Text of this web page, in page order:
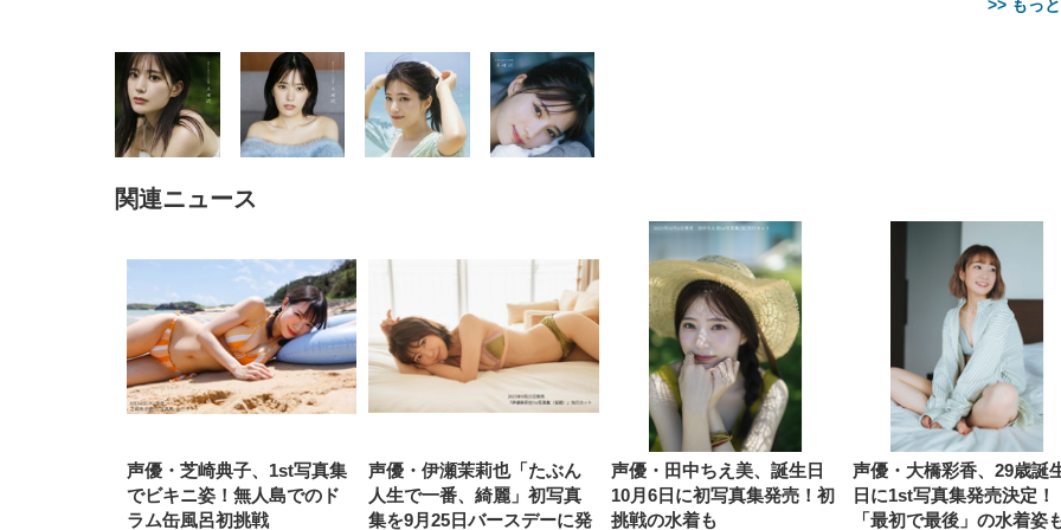
>> もっ
上げ式アームレスト コンパク
ト 約105度ロッキング pc 事務
椅子 360度回転 座面昇降 強化
ナイロン樹脂ベース 通気性メ
ッシュ 在宅ワーク H-
WY01(黒網+黒枠+黒足)
￥5,699
ア 人間工学 疲れない ブラッ
ク
￥27,999
チェア 疲れない テレワーク
チェア 強化バックレスト 30
度ロッキング機能 人間工学 椅
子 腰サポート 90度跳ね上げ
式アームレスト 3Dヘッドレス
ト ハンガー付き 高反発クッシ
ョン PCチェア 通気性メッシ
ュ ゲーミング/勉強/事務用 お
しゃれ パソコンチェア (ブラ
ック)
￥7,680
Sezlife オフィスチェア デスク
チェア 疲れない テレワーク
チェア 強化バックレスト 30度
ロッキング機能 人間工学 椅子
腰サポート 90度跳ね上げ式ア
ームレスト 3Dヘッドレスト
ハンガー付き 高反発クッショ
ン PCチェア 通気性メッシュ
ゲーミング/勉強/事務用 おし
ゃれ パソコンチェア (ホワイ
ト)
￥7,680
ANDWINT オフィスチ
ア デスクチェア 肘な
ッシュ 通気性 ランバ
ポート付き 腰サポート
ス圧無段階昇降 360度
転 キャスター付き コ
クト 幅52×奥行58.5×高
84～96cm テレワーク
宅勤務 ブラック
￥4,139
EV3240X-WT | 31.5型4K
UHD・USB Type-C・ホワイ
￥105,595
EV2740X-WT | 27.0型4K
UHD・USB Type-C・ホワイ
ト
￥109,572
【純正品】27"ゲーミングモ
ク付き（CFI-ZDM1J）
￥49,979
【整備済み品】Dell
E2724HS 27インチ 液晶モ
ニター フル
HD（1920×1080）VA 非光
沢 HDMI/DisplayPort/VGA
スピーカー内蔵 高さ調整 ス
イベル VESA対応
ComfortView ビジネス向け
￥15,800
【MiniLED/24.5inch/280Hz/
GRAPHT THE SHOOTER
Gaming Monitor 24” Essential
ーミングモニター QD 24.5イ
1ms FHD 量子ドット 残像低減
年保証 | 輝点保証 | 日本メーカ
￥34,980
捨て 無香料 ホワイト 300枚
￥3,373
枚) ホワイト(吸収面:ライトブ
ルー)
￥3,234
ツ L 中型犬用 26枚入り 単品
￥1,800
Smart Basic(スマートベーシ
ック) 【Amazon.co.jp限定】
Smart Basic アイリスオーヤマ
ペットシーツ 超厚型 お徳用
ワイド 100枚入 (x 1) (ケース
販売)
￥3,670
シーツ 超厚型 お徳用
ュラー 200枚入
【Amazon.co.jp限定】
￥3,731
関連ニュース
声優・芝崎典子、1st写真集
でビキニ姿！無人島でのド
ラム缶風呂初挑戦
声優・伊瀬茉莉也「たぶん
人生で一番、綺麗」初写真
集を9月25日バースデーに発
声優・田中ちえ美、誕生日
10月6日に初写真集発売！初
挑戦の水着も
声優・大橋彩香、29歳誕
日に1st写真集発売決定！
「最初で最後」の水着姿